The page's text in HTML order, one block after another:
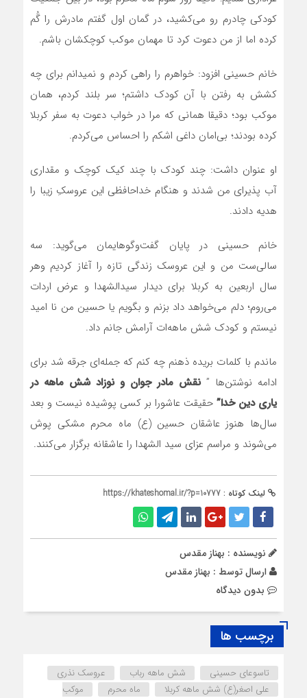
کودکی چادرم رو می‌کشید، در گمان اول گفتم مادرش را گُم
کرده اما از من دعوت کرد تا مهمان موکب کوچکشان باشم.
خانم حسینی افزود: خواهرم را راهی کردم و نمیدانم برای چه
کشش به رفتن با آن کودک داشتم؛ سر بلند کردم، همان
موکب بود؛ دقیقا همانی که مرا در خواب دعوت به سفر کربلا
کرده بودند؛ بی‌امان داغی اشکم را احساس می‌کردم.
او عنوان داشت: چند کودک با چند کیک کوچک و مقداری
آب پذیرای من شدند و هنگام خداحافظی این عروسکِ زیبا را
هدیه دادند.
خانم حسینی در پایان گفت‌وگوهایمان می‌گوید: سه
سالی‌ست من و این عروسک زندگی تازه را آغاز کردیم وهر
سال اربعین به کربلا برای دیدار سیدالشهدا و عرض اردات
می‌روم؛ دلم می‌خواهد داد بزنم و بگویم یا حسین من نا امید
نیستم و کودک شش ماهه‌ات آرامش جانم داد.
ماندم با کلمات بریده ذهنم چه کنم که جمله‌ای جرقه شد برای
ادامه نوشتن‌ها ”نقش مادر جوان و نوزاد شش ماهه در
یاری دین خدا” حقیقت عاشورا بر کسی پوشیده نیست و بعد
سال‌ها هنوز عاشقان حسین (ع) ماه محرم مشکی پوش
می‌شوند و مراسم عزای سید الشهدا را عاشقانه برگزار می‌کنند.
لینک کوتاه : https://khateshomal.ir/?p=10777
نویسنده : بهناز مقدس
ارسال توسط : بهناز مقدس
بدون دیدگاه
برچسب ها
تاسوعای حسینی شش ماهه رباب
عروسک نذری
علی اصغر(ع) شش ماهه کربلا
ماه محرم
موکب